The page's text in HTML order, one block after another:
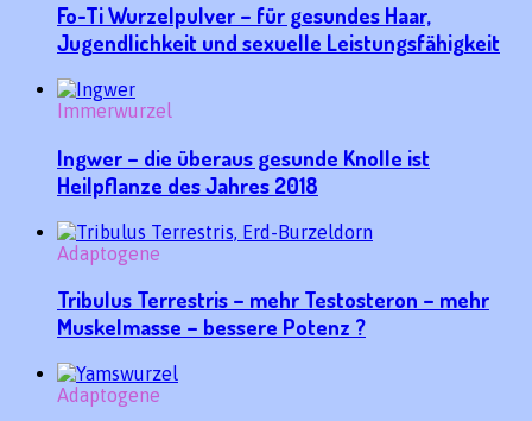
Fo-Ti Wurzelpulver – für gesundes Haar,
Jugendlichkeit und sexuelle Leistungsfähigkeit
Immerwurzel
Ingwer – die überaus gesunde Knolle ist
Heilpflanze des Jahres 2018
Adaptogene
Tribulus Terrestris – mehr Testosteron – mehr
Muskelmasse – bessere Potenz ?
Adaptogene